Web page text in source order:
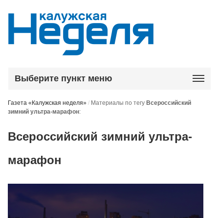
Выберите пункт меню
Газета «Калужская неделя» / Материалы по тегу Всероссийский
зимний ультра-марафон:
Всероссийский зимний ультра-
марафон